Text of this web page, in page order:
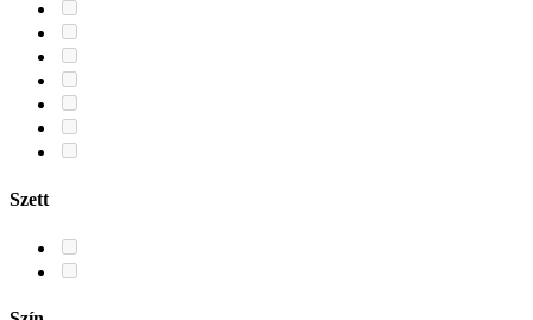
Szett